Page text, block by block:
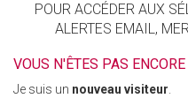
POUR ACCÉDER AUX
ALERTES EMAIL,
VOUS N'ÊTES PAS
Je suis un nouveau visiteur.